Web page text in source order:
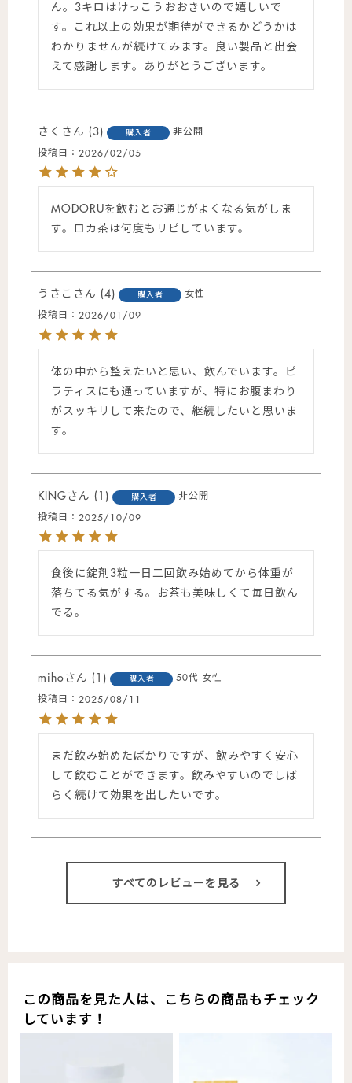
ん。3キロはけっこうおおきいので嬉しいで
す。これ以上の効果が期待ができるかどうかは
わかりませんが続けてみます。良い製品と出会
えて感謝します。ありがとうございます。
さく 3 購入者 非公開
投稿日 2026/02/05
MODORUを飲むとお通じがよくなる気がしま
す。ロカ茶は何度もリピしています。
うさこ 4 購入者 女性
投稿日 2026/01/09
体の中から整えたいと思い、飲んでいます。ピ
ラティスにも通っていますが、特にお腹まわり
がスッキリして来たので、継続したいと思いま
す。
KING 1 購入者 非公開
投稿日 2025/10/09
食後に錠剤3粒一日二回飲み始めてから体重が
落ちてる気がする。お茶も美味しくて毎日飲ん
でる。
miho 1 購入者 50代 女性
投稿日 2025/08/11
まだ飲み始めたばかりですが、飲みやすく安心
して飲むことができます。飲みやすいのでしば
らく続けて効果を出したいです。
すべてのレビューを見る
この商品を見た人は、こちらの商品もチェック
しています！